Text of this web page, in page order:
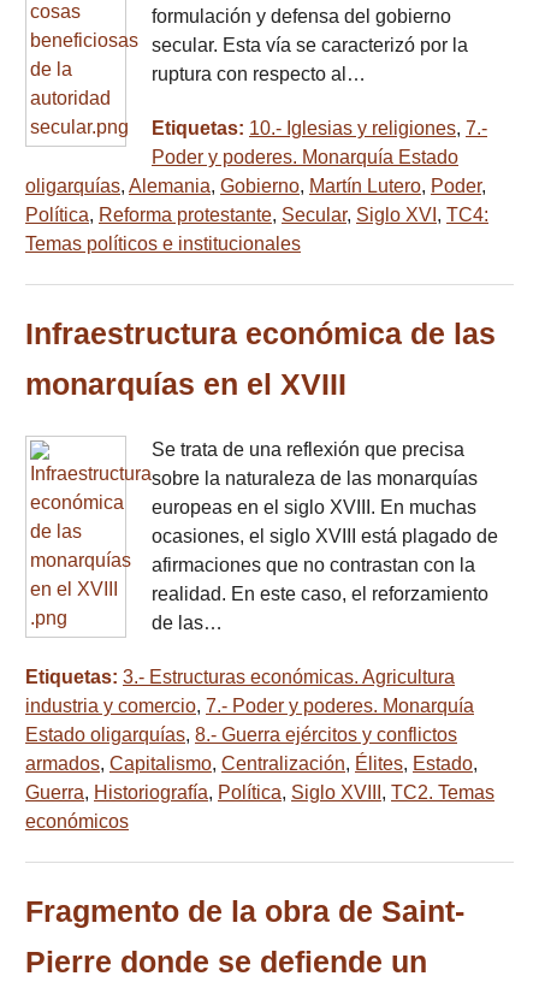
formulación y defensa del gobierno
secular. Esta vía se caracterizó por la
ruptura con respecto al…
Etiquetas: 10.- Iglesias y religiones, 7.-
Poder y poderes. Monarquía Estado
oligarquías, Alemania, Gobierno, Martín Lutero, Poder,
Política, Reforma protestante, Secular, Siglo XVI , TC4:
Temas políticos e institucionales
Infraestructura económica de las
monarquías en el XVIII
Se trata de una reflexión que precisa
sobre la naturaleza de las monarquías
europeas en el siglo XVIII. En muchas
ocasiones, el siglo XVIII está plagado de
afirmaciones que no contrastan con la
realidad. En este caso, el reforzamiento
de las…
Etiquetas: 3.- Estructuras económicas. Agricultura
industria y comercio, 7.- Poder y poderes. Monarquía
Estado oligarquías, 8.- Guerra ejércitos y conflictos
armados, Capitalismo, Centralización, Élites, Estado,
Guerra, Historiografía, Política, Siglo XVIII , TC2. Temas
económicos
Fragmento de la obra de Saint-
Pierre donde se defiende un